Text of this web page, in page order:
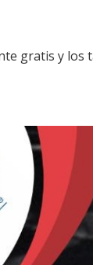
gratis y los